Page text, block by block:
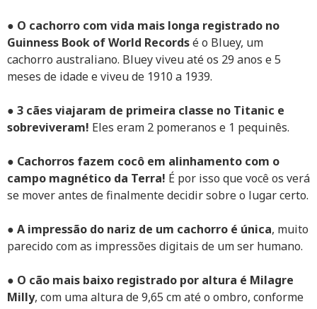
● O cachorro com vida mais longa registrado no
Guinness Book of World Recordsé o Bluey, um
cachorro australiano. Bluey viveu até os 29 anos e 5
meses de idade e viveu de 1910 a 1939.
● 3 cães viajaram de primeira classe no Titanic e
sobreviveram! Eles eram 2 pomeranos e 1 pequinês.
● Cachorros fazem cocô em alinhamento com o
campo magnético da Terra! É por isso que você os verá
se mover antes de finalmente decidir sobre o lugar certo.
● A impressão do nariz de um cachorro é única, muito
parecido com as impressões digitais de um ser humano.
● O cão mais baixo registrado por altura é Milagre
Milly, com uma altura de 9,65 cm até o ombro, conforme